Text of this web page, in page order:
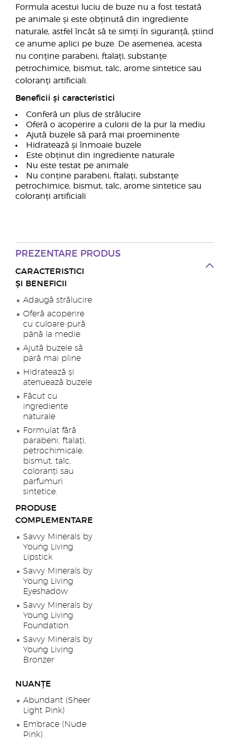
Formula acestui luciu de buze nu a fost testată
pe animale și este obținută din ingrediente
naturale, astfel încât să te simți în siguranță, știind
ce anume aplici pe buze. De asemenea, acesta
nu conține parabeni, ftalați, substanțe
petrochimice, bismut, talc, arome sintetice sau
coloranți artificiali.
Beneficii și caracteristici
Conferă un plus de strălucire
Oferă o acoperire a culorii de la pur la mediu
Ajută buzele să pară mai proeminente
Hidratează și înmoaie buzele
Este obținut din ingrediente naturale
Nu este testat pe animale
Nu conține parabeni, ftalați, substanțe
petrochimice, bismut, talc, arome sintetice sau
coloranți artificiali
PREZENTARE PRODUS
CARACTERISTICI
ȘI BENEFICII
Adaugă strălucire
Oferă acoperire
cu culoare pură
până la medie
Ajută buzele să
pară mai pline
Hidratează și
atenuează buzele
Făcut cu
ingrediente
naturale
Formulat fără
parabeni, ftalați,
petrochimicale,
bismut, talc,
coloranți sau
parfumuri
sintetice.
PRODUSE
COMPLEMENTARE
Savvy Minerals by
Young Living
Lipstick
Savvy Minerals by
Young Living
Eyeshadow
Savvy Minerals by
Young Living
Foundation
Savvy Minerals by
Young Living
Bronzer
NUANȚE
Abundant (Sheer
Light Pink)
Embrace (Nude
Pink)